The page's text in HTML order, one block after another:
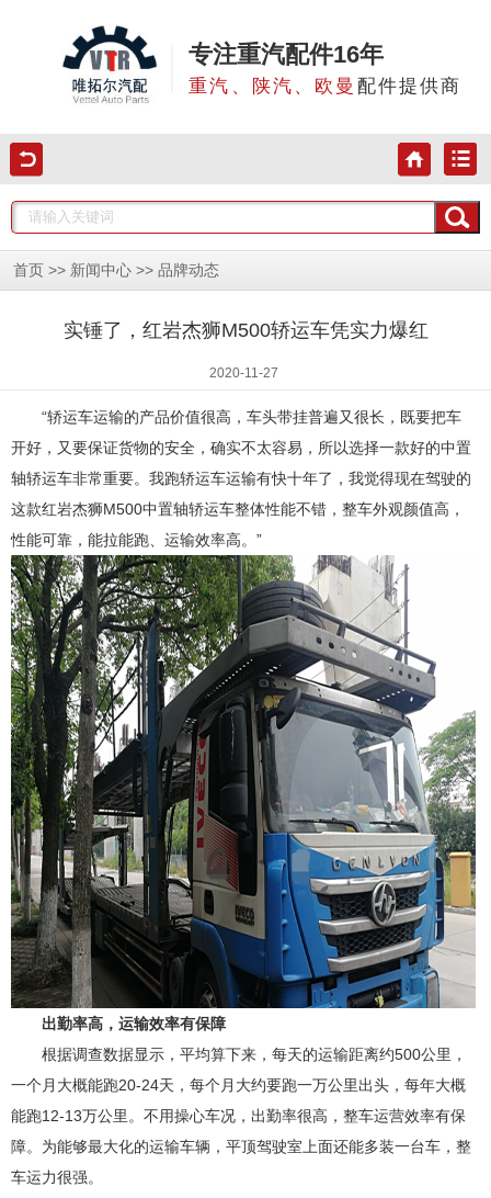
专注重汽配件16年
重汽、陕汽、欧曼 配件提供商
首页 >> 新闻中心 >> 品牌动态
实锤了，红岩杰狮M500轿运车凭实力爆红
2020-11-27
“轿运车运输的产品价值很高，车头带挂普遍又很长，既要把车
开好，又要保证货物的安全，确实不太容易，所以选择一款好的中置
轴轿运车非常重要。我跑轿运车运输有快十年了，我觉得现在驾驶的
这款红岩杰狮M500中置轴轿运车整体性能不错，整车外观颜值高，
性能可靠，能拉能跑、运输效率高。”
出勤率高，运输效率有保障
根据调查数据显示，平均算下来，每天的运输距离约500公里，
一个月大概能跑20-24天，每个月大约要跑一万公里出头，每年大概
能跑12-13万公里。不用操心车况，出勤率很高，整车运营效率有保
障。为能够最大化的运输车辆，平顶驾驶室上面还能多装一台车，整
车运力很强。